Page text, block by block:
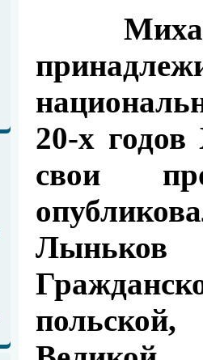
20-х
свои